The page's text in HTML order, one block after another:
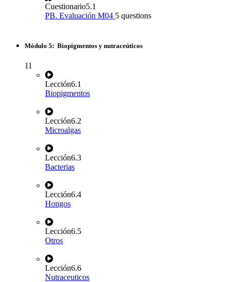
Cuestionario5.1
PB. Evaluación M04 5 questions
Módulo 5: Biopigmentos y nutraceúticos
11
Lección6.1
Biopigmentos
Lección6.2
Microalgas
Lección6.3
Bacterias
Lección6.4
Hongos
Lección6.5
Otros
Lección6.6
Nutraceuticos